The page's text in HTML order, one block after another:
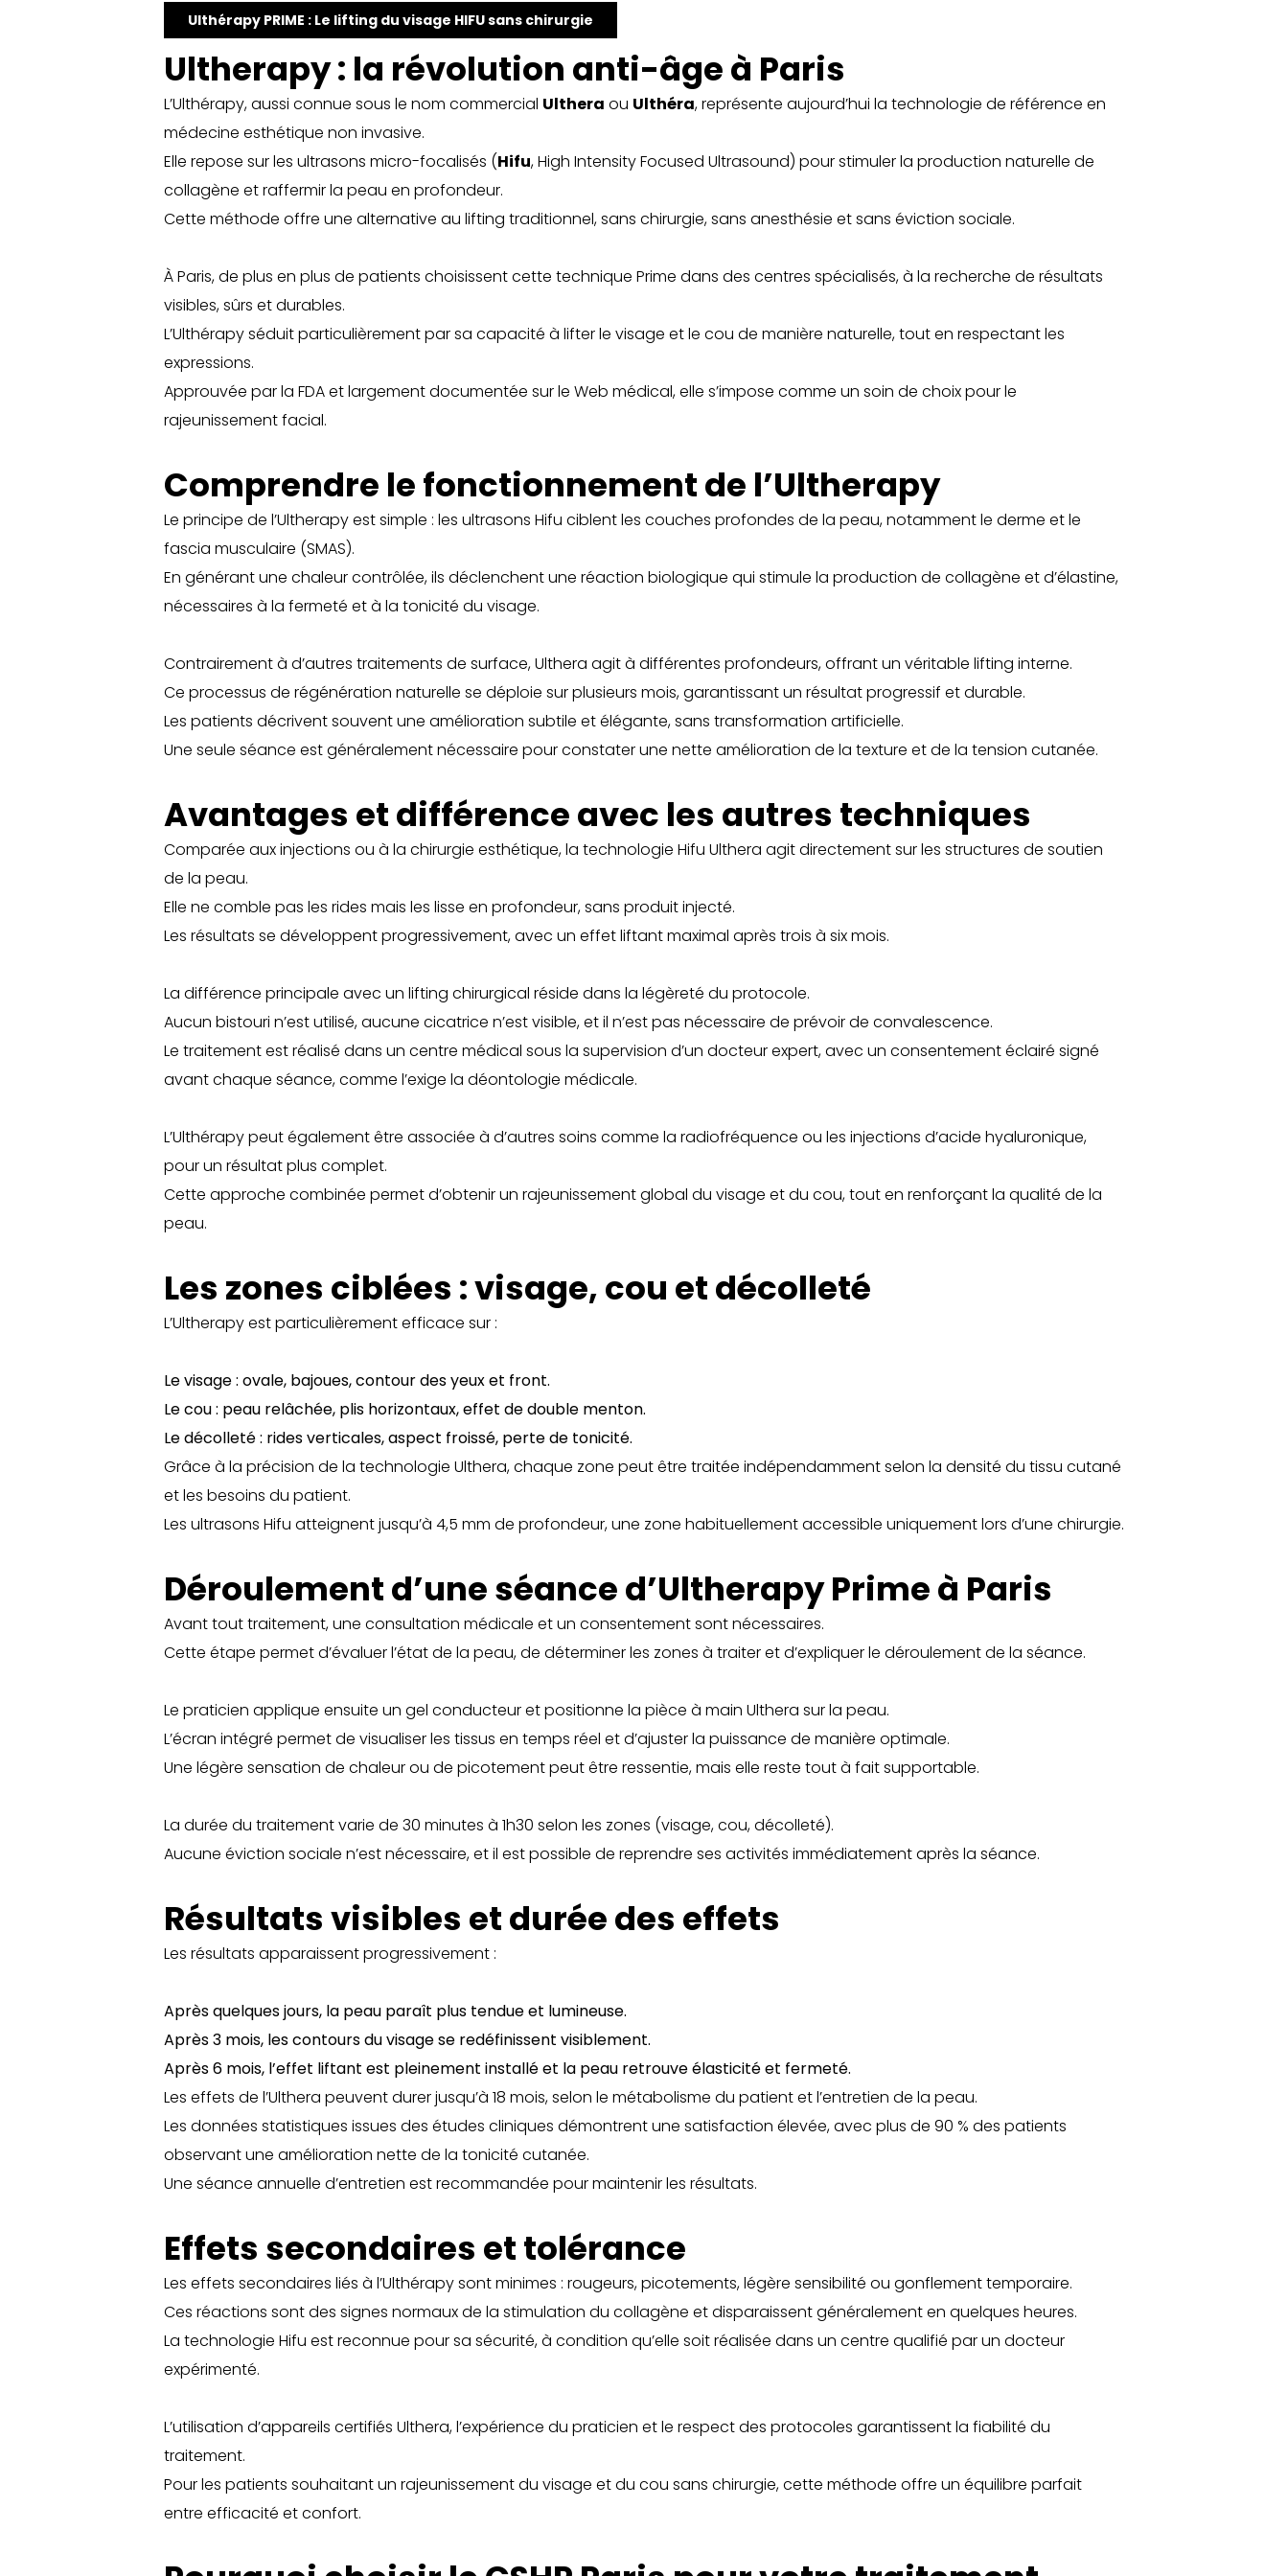
Ulthérapy PRIME : Le lifting du visage HIFU sans chirurgie
Ultherapy : la révolution anti-âge à Paris
L’Ulthérapy, aussi connue sous le nom commercial Ulthera ou Ulthéra, représente aujourd’hui la technologie de référence en
médecine esthétique non invasive.
Elle repose sur les ultrasons micro-focalisés (Hifu, High Intensity Focused Ultrasound) pour stimuler la production naturelle de
collagène et raffermir la peau en profondeur.
Cette méthode offre une alternative au lifting traditionnel, sans chirurgie, sans anesthésie et sans éviction sociale.
À Paris, de plus en plus de patients choisissent cette technique Prime dans des centres spécialisés, à la recherche de résultats
visibles, sûrs et durables.
L’Ulthérapy séduit particulièrement par sa capacité à lifter le visage et le cou de manière naturelle, tout en respectant les
expressions.
Approuvée par la FDA et largement documentée sur le Web médical, elle s’impose comme un soin de choix pour le
rajeunissement facial.
Comprendre le fonctionnement de l’Ultherapy
Le principe de l’Ultherapy est simple : les ultrasons Hifu ciblent les couches profondes de la peau, notamment le derme et le
fascia musculaire (SMAS).
En générant une chaleur contrôlée, ils déclenchent une réaction biologique qui stimule la production de collagène et d’élastine,
nécessaires à la fermeté et à la tonicité du visage.
Contrairement à d’autres traitements de surface, Ulthera agit à différentes profondeurs, offrant un véritable lifting interne.
Ce processus de régénération naturelle se déploie sur plusieurs mois, garantissant un résultat progressif et durable.
Les patients décrivent souvent une amélioration subtile et élégante, sans transformation artificielle.
Une seule séance est généralement nécessaire pour constater une nette amélioration de la texture et de la tension cutanée.
Avantages et différence avec les autres techniques
Comparée aux injections ou à la chirurgie esthétique, la technologie Hifu Ulthera agit directement sur les structures de soutien
de la peau.
Elle ne comble pas les rides mais les lisse en profondeur, sans produit injecté.
Les résultats se développent progressivement, avec un effet liftant maximal après trois à six mois.
La différence principale avec un lifting chirurgical réside dans la légèreté du protocole.
Aucun bistouri n’est utilisé, aucune cicatrice n’est visible, et il n’est pas nécessaire de prévoir de convalescence.
Le traitement est réalisé dans un centre médical sous la supervision d’un docteur expert, avec un consentement éclairé signé
avant chaque séance, comme l’exige la déontologie médicale.
L’Ulthérapy peut également être associée à d’autres soins comme la radiofréquence ou les injections d’acide hyaluronique,
pour un résultat plus complet.
Cette approche combinée permet d’obtenir un rajeunissement global du visage et du cou, tout en renforçant la qualité de la
peau.
Les zones ciblées : visage, cou et décolleté
L’Ultherapy est particulièrement efficace sur :
Levisage : ovale, bajoues, contour des yeux et front.
Lecou : peau relâchée, plis horizontaux, effet de double menton.
Ledécolleté : rides verticales, aspect froissé, perte de tonicité.
Grâce à la précision de la technologie Ulthera, chaque zone peut être traitée indépendamment selon la densité du tissu cutané
et les besoins du patient.
Les ultrasons Hifu atteignent jusqu’à 4,5 mm de profondeur, une zone habituellement accessible uniquement lors d’une chirurgie.
Déroulement d’une séance d’Ultherapy Prime à Paris
Avant tout traitement, une consultation médicale et un consentement sont nécessaires.
Cette étape permet d’évaluer l’état de la peau, de déterminer les zones à traiter et d’expliquer le déroulement de la séance.
Le praticien applique ensuite un gel conducteur et positionne la pièce à main Ulthera sur la peau.
L’écran intégré permet de visualiser les tissus en temps réel et d’ajuster la puissance de manière optimale.
Une légère sensation de chaleur ou de picotement peut être ressentie, mais elle reste tout à fait supportable.
La durée du traitement varie de 30 minutes à 1h30 selon les zones (visage, cou, décolleté).
Aucune éviction sociale n’est nécessaire, et il est possible de reprendre ses activités immédiatement après la séance.
Résultats visibles et durée des effets
Les résultats apparaissent progressivement :
Après quelques jours, la peau paraît plus tendue et lumineuse.
Après 3 mois, les contours du visage se redéfinissent visiblement.
Après 6 mois, l’effet liftant est pleinement installé et la peau retrouve élasticité et fermeté.
Les effets de l’Ulthera peuvent durer jusqu’à 18 mois, selon le métabolisme du patient et l’entretien de la peau.
Les données statistiques issues des études cliniques démontrent une satisfaction élevée, avec plus de 90 % des patients
observant une amélioration nette de la tonicité cutanée.
Une séance annuelle d’entretien est recommandée pour maintenir les résultats.
Effets secondaires et tolérance
Les effets secondaires liés à l’Ulthérapy sont minimes : rougeurs, picotements, légère sensibilité ou gonflement temporaire.
Ces réactions sont des signes normaux de la stimulation du collagène et disparaissent généralement en quelques heures.
La technologie Hifu est reconnue pour sa sécurité, à condition qu’elle soit réalisée dans un centre qualifié par un docteur
expérimenté.
L’utilisation d’appareils certifiés Ulthera, l’expérience du praticien et le respect des protocoles garantissent la fiabilité du
traitement.
Pour les patients souhaitant un rajeunissement du visage et du cou sans chirurgie, cette méthode offre un équilibre parfait
entre efficacité et confort.